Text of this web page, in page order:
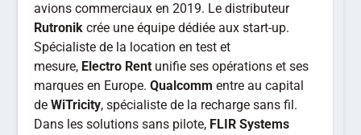
avions commerciaux en 2019. Le distributeur
Rutronikcrée une équipe dédiée aux start-up.
Spécialiste de la location en test et
mesure, Electro Rent unifie ses opérations et ses
marques en Europe.Qualcommentre au capital
deWiTricity, spécialiste de la recharge sans fil.
Dans les solutions sans pilote, FLIR Systems